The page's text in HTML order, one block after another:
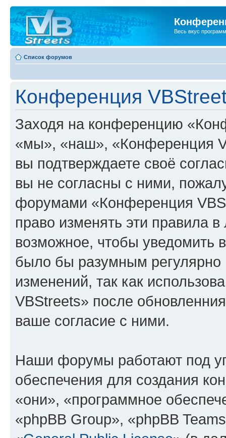
Весь вкус
Список форумов
Конференция
Заходя на конференцию
«мы», «наш», «Конференция
вы подтверждаете своё
вы не согласны с ними,
форумами «Конференция
право изменять эти правила
возможное, чтобы уведомить
было бы разумным регулярно
изменений, так как
VBStreets» после
ваше согласие с ними.
Наши форумы работают под
обеспечения для создания
«они», «программное
«phpBB Group», «phpBB